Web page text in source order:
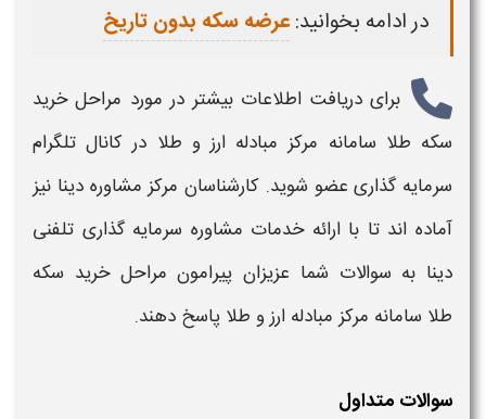
در ادامه بخوانید:عرضه سکه بدون تاریخ
برای دریافت اطلاعات بیشتر در مورد مراحل خرید
سکه طلا سامانه مرکز مبادله ارز و طلا در کانال تلگرام
سرمایه گذاری عضو شوید. کارشناسان مرکز مشاوره دینا نیز
آماده اند تا با ارائه خدمات مشاوره سرمایه گذاری تلفنی
دینا به سوالات شما عزیزان پیرامون مراحل خرید سکه
طلا سامانه مرکز مبادله ارز و طلا پاسخ دهند.
سوالات متداول